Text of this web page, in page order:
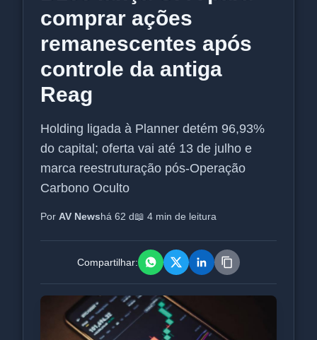
comprar ações
remanescentes após
controle da antiga
Reag
Holding ligada à Planner detém 96,93%
do capital; oferta vai até 13 de julho e
marca reestruturação pós-Operação
Carbono Oculto
Por AV Newshá 62 d📖 4 min de leitura
Compartilhar: